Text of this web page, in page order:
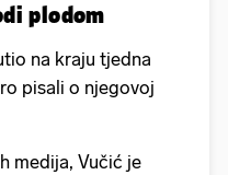
plodom
na kraju tjedna
pisali o njegovoj
medija, Vučić je